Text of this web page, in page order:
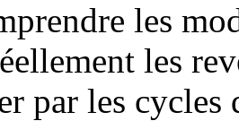
les
les
par les